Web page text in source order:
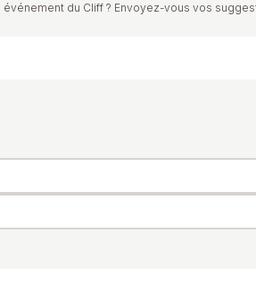
du Cliff ? Envoyez-vous vos